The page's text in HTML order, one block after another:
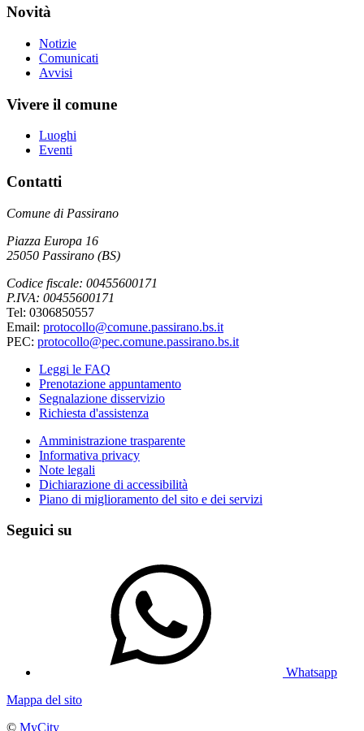
Novità
Notizie
Comunicati
Avvisi
Vivere il comune
Luoghi
Eventi
Contatti
Comune di Passirano
Piazza Europa 16
25050 Passirano (BS)
Codice fiscale: 00455600171
P.IVA: 00455600171
Tel: 0306850557
Email: protocollo@comune.passirano.bs.it
PEC: protocollo@pec.comune.passirano.bs.it
Leggi le FAQ
Prenotazione appuntamento
Segnalazione disservizio
Richiesta d'assistenza
Amministrazione trasparente
Informativa privacy
Note legali
Dichiarazione di accessibilità
Piano di miglioramento del sito e dei servizi
Seguici su
Whatsapp
Mappa del sito
© MyCity